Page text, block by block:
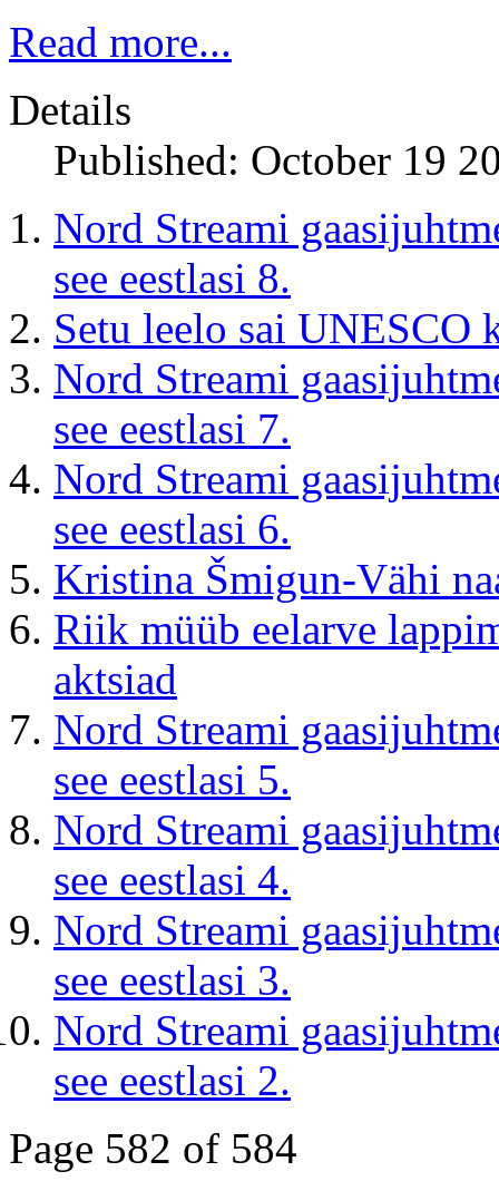
Read more...
Details
Published: October 19
Nord Streami
see eestlasi 8.
Setu leelo sai UNESCO
Nord Streami
see eestlasi 7.
Nord Streami
see eestlasi 6.
Kristina Šmigun-Vähi
Riik müüb ee­lar­ve
aktsiad
Nord Streami
see eestlasi 5.
Nord Streami
see eestlasi 4.
Nord Streami
see eestlasi 3.
Nord Streami
see eestlasi 2.
Page 582 of 584